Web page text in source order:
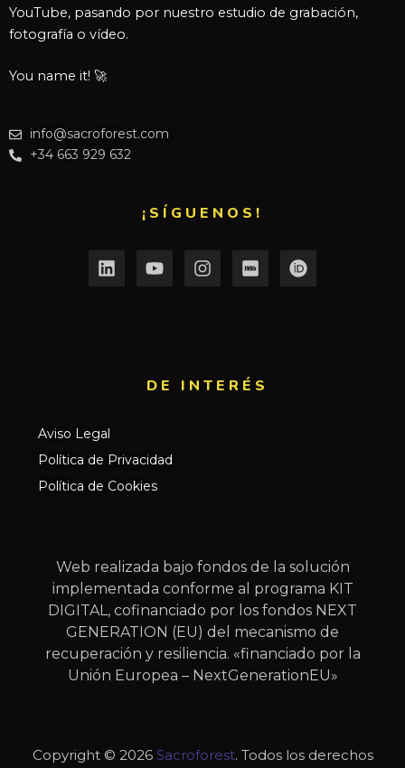
YouTube, pasando por nuestro estudio de grabación,
fotografía o vídeo.
You name it! 🚀
info@sacroforest.com
+34 663 929 632
¡SÍGUENOS!
DE INTERÉS​
Aviso Legal
Política de Privacidad
Política de Cookies
Web realizada bajo fondos de la solución
implementada conforme al programa KIT
DIGITAL, cofinanciado por los fondos NEXT
GENERATION (EU) del mecanismo de
recuperación y resiliencia. «financiado por la
Unión Europea – NextGenerationEU»
Copyright © 2026 Sacroforest. Todos los derechos